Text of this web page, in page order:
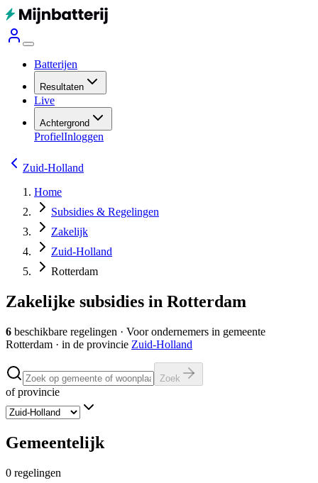
Batterijen
Resultaten
Live
Achtergrond
ProfielInloggen
Zuid-Holland
Home
Subsidies & Regelingen
Zakelijk
Zuid-Holland
Rotterdam
Zakelijke subsidies in Rotterdam
6 beschikbare regelingen · Voor ondernemers in gemeente
Rotterdam · in de provincie Zuid-Holland
Zoek
of provincie
Gemeentelijk
0 regelingen